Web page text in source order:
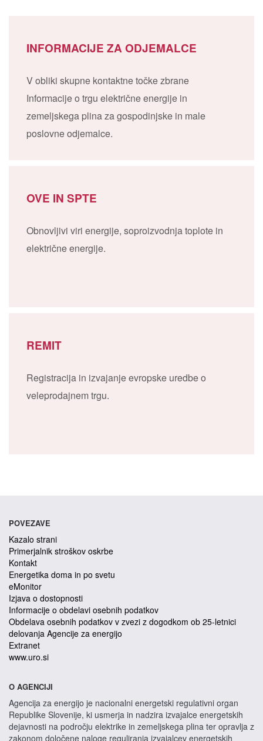
INFORMACIJE ZA ODJEMALCE
V obliki skupne kontaktne točke zbrane
Informacije o trgu električne energije in
zemeljskega plina za gospodinjske in male
poslovne odjemalce.
OVE IN SPTE
Obnovljivi viri energije, soproizvodnja toplote in
električne energije.
REMIT
Registracija in izvajanje evropske uredbe o
veleprodajnem trgu.
POVEZAVE
Kazalo strani
Primerjalnik stroškov oskrbe
Kontakt
Energetika doma in po svetu
eMonitor
Izjava o dostopnosti
Informacije o obdelavi osebnih podatkov
Obdelava osebnih podatkov v zvezi z dogodkom ob 25-letnici
delovanja Agencije za energijo
Extranet
www.uro.si
O AGENCIJI
Agencija za energijo je nacionalni energetski regulativni organ
Republike Slovenije, ki usmerja in nadzira izvajalce energetskih
dejavnosti na področju elektrike in zemeljskega plina ter opravlja z
zakonom določene naloge reguliranja izvajalcev energetskih